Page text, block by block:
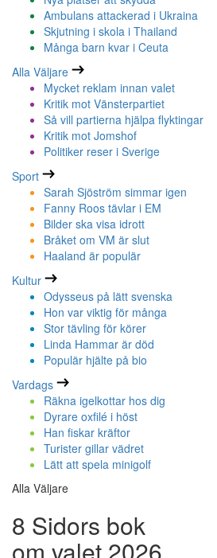
Ambulans attackerad i Ukraina
Skjutning i skola i Thailand
Många barn kvar i Ceuta
Alla Väljare
Mycket reklam innan valet
Kritik mot Vänsterpartiet
Så vill partierna hjälpa flyktingar
Kritik mot Jomshof
Politiker reser i Sverige
Sport
Sarah Sjöström simmar igen
Fanny Roos tävlar i EM
Bilder ska visa idrott
Bråket om VM är slut
Haaland är populär
Kultur
Odysseus på lätt svenska
Hon var viktig för många
Stor tävling för körer
Linda Hammar är död
Populär hjälte på bio
Vardags
Räkna igelkottar hos dig
Dyrare oxfilé i höst
Han fiskar kräftor
Turister gillar vädret
Lätt att spela minigolf
Alla Väljare
8 Sidors bok